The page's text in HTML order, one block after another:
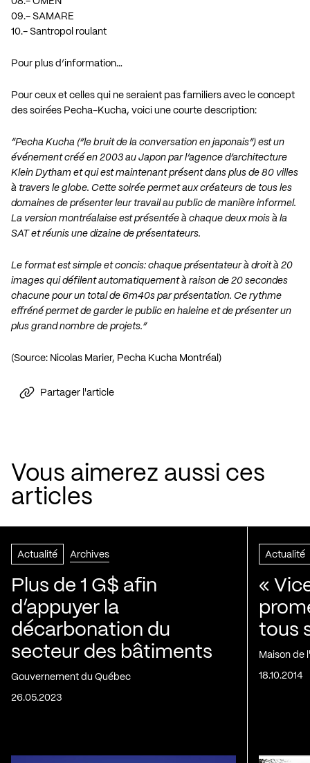
09.- SAMARE
10.- Santropol roulant
Pour plus d’information…
Pour ceux et celles qui ne seraient pas familiers avec le concept
des soirées Pecha-Kucha, voici une courte description:
“Pecha Kucha (”le bruit de la conversation en japonais”) est un
événement créé en 2003 au Japon par l’agence d’architecture
Klein Dytham et qui est maintenant présent dans plus de 80 villes
à travers le globe. Cette soirée permet aux créateurs de tous les
domaines de présenter leur travail au public de manière informel.
La version montréalaise est présentée à chaque deux mois à la
SAT et réunis une dizaine de présentateurs.
Le format est simple et concis: chaque présentateur à droit à 20
images qui défilent automatiquement à raison de 20 secondes
chacune pour un total de 6m40s par présentation. Ce rythme
effréné permet de garder le public en haleine et de présenter un
plus grand nombre de projets.”
(Source: Nicolas Marier, Pecha Kucha Montréal)
Partager l'article
Vous aimerez aussi ces
articles
Actualité Archives
Plus de 1 G$ afin
d’appuyer la
décarbonation du
secteur des bâtiments
Gouvernement du Québec
26.05.2023
Actualité
«
tous
Maison de
18.10.2014